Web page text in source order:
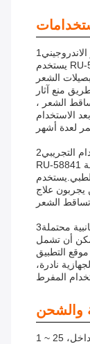
يستخدم RU-58841 في المقام الأول لعلاج قشرة الرأس
الشعر
الشعر ،
الاستخدام
RU-58841 لا يزال يعتبر مركب تجريبي ولم تتم الموافقة
يجربون علاج
أن تشمل
نادرة،
1 ~ 25 كجم التعبئة والتغليف: كيس الألومنيوم في الداخل،